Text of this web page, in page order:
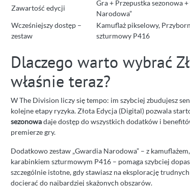
Zawartość edycji
Gra + Przepustka sezonowa
Narodowa”
Wcześniejszy dostęp –
zestaw
Kamuflaż pikselowy,
szturmowy P416
Dlaczego warto wybrać
właśnie teraz?
W The Division liczy się tempo: im szybciej zbudujesz
kolejne etapy ryzyka. Złota Edycja (Digital) pozwala
sezonowadaje dostęp do wszystkich dodatków i
premierze gry.
Dodatkowo zestaw „Gwardia Narodowa” – z
karabinkiem szturmowym P416 – pomaga szybciej
szczególnie istotne, gdy stawiasz na eksplorację
docierać do najbardziej skażonych obszarów.